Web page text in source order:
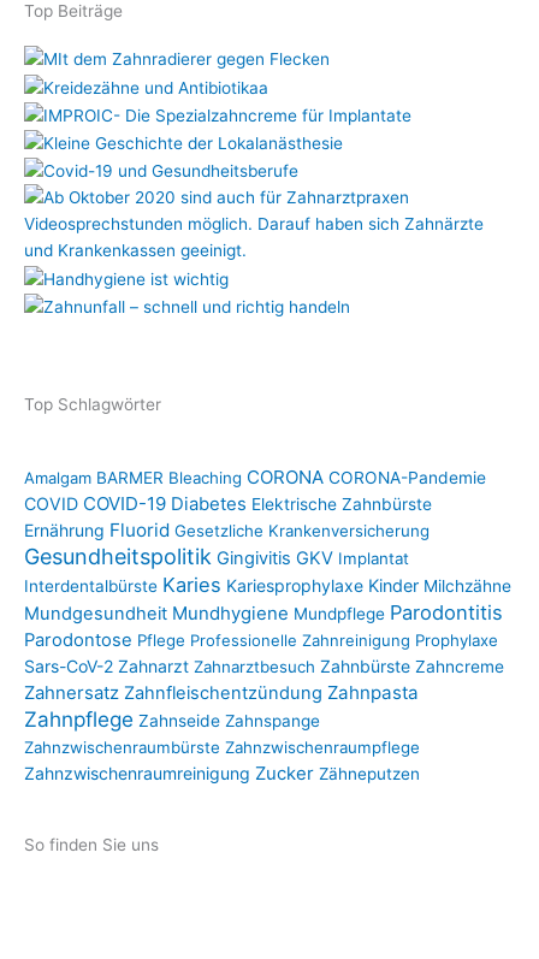
Top Beiträge
Top Schlagwörter
Amalgam BARMER Bleaching CORONA CORONA-Pandemie
COVID COVID-19 Diabetes Elektrische Zahnbürste
Ernährung Fluorid Gesetzliche Krankenversicherung
Gesundheitspolitik Gingivitis GKV Implantat
Interdentalbürste Karies Kariesprophylaxe Kinder Milchzähne
Mundgesundheit Mundhygiene Mundpflege Parodontitis
Parodontose Pflege Professionelle Zahnreinigung Prophylaxe
Sars-CoV-2 Zahnarzt Zahnarztbesuch Zahnbürste Zahncreme
Zahnersatz Zahnfleischentzündung Zahnpasta
Zahnpflege Zahnseide Zahnspange
Zahnzwischenraumbürste Zahnzwischenraumpflege
Zahnzwischenraumreinigung Zucker Zähneputzen
So finden Sie uns